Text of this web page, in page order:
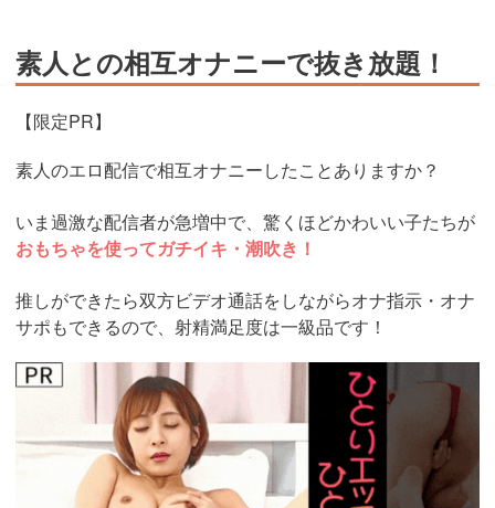
素人との相互オナニーで抜き放題！
【限定PR】
素人のエロ配信で相互オナニーしたことありますか？
いま過激な配信者が急増中で、驚くほどかわいい子たちが
おもちゃを使ってガチイキ・潮吹き！
推しができたら双方ビデオ通話をしながらオナ指示・オナ
サポもできるので、射精満足度は一級品です！
https://www.j-
live.tv/LiveChat/acs.php?
si=jwchatt&pid=MLA5661_0004&pa=lp40.php